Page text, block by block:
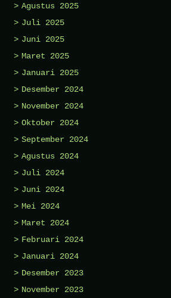
Agustus 2025
Juli 2025
Juni 2025
Maret 2025
Januari 2025
Desember 2024
November 2024
Oktober 2024
September 2024
Agustus 2024
Juli 2024
Juni 2024
Mei 2024
Maret 2024
Februari 2024
Januari 2024
Desember 2023
November 2023